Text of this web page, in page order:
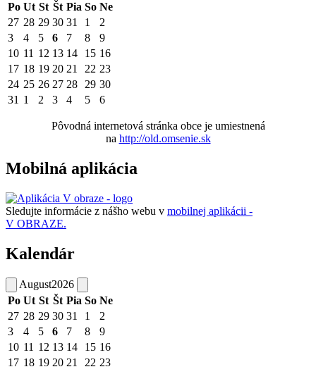
Po Ut St Št Pia So Ne
27 28 29 30 31 1
2
3
4 5 6 7 8
9
10 11 12 13 14 15 16
17 18 19 20 21 22 23
24 25 26 27 28 29 30
31 1 2 3 4 5 6
Pôvodná internetová stránka obce je umiestnená
na http://old.omsenie.sk
Mobilná aplikácia
Sledujte informácie z nášho webu v mobilnej aplikácii -
V OBRAZE.
Kalendár
August2026
Po Ut St Št Pia So Ne
27 28 29 30 31 1
2
3
4 5 6 7 8
9
10 11 12 13 14 15 16
17 18 19 20 21 22 23